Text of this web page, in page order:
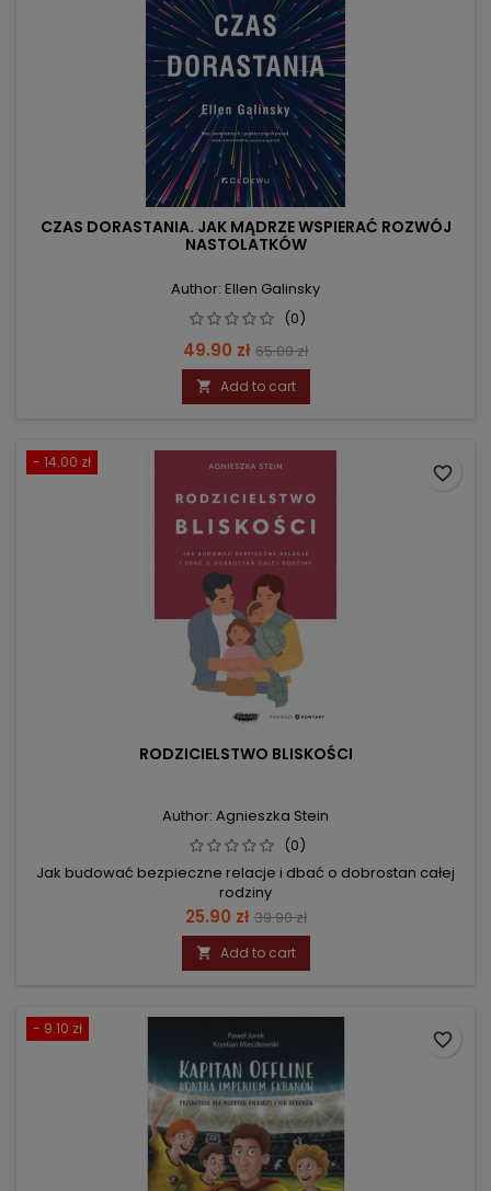
CZAS DORASTANIA. JAK MĄDRZE WSPIERAĆ ROZWÓJ
NASTOLATKÓW
Author: Ellen Galinsky
(0)
Price
49.90 zł Regular
price
65.00 zł
 Add to cart
- 14.00 zł
RODZICIELSTWO BLISKOŚCI
Author: Agnieszka Stein
(0)
Jak budować bezpieczne relacje i dbać o dobrostan całej
rodziny
Price
25.90 zł Regular
price
39.90 zł
 Add to cart
favorite_border
- 9.10 zł
favorite_border